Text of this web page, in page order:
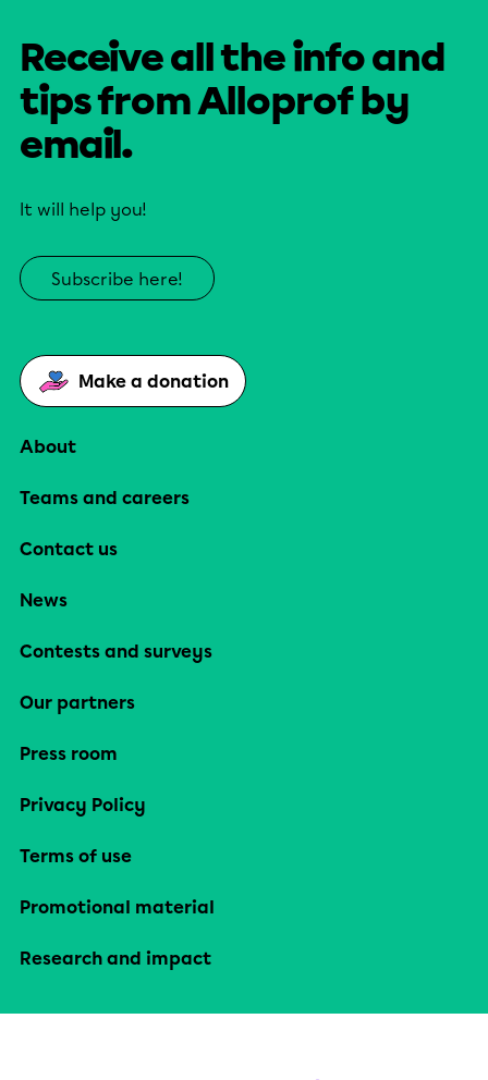
Receive all the info and
tips from Alloprof by
email.
It will help you!
Subscribe here!
Make a donation
About
Teams and careers
Contact us
News
Contests and surveys
Our partners
Press room
Privacy Policy
Terms of use
Promotional material
Research and impact